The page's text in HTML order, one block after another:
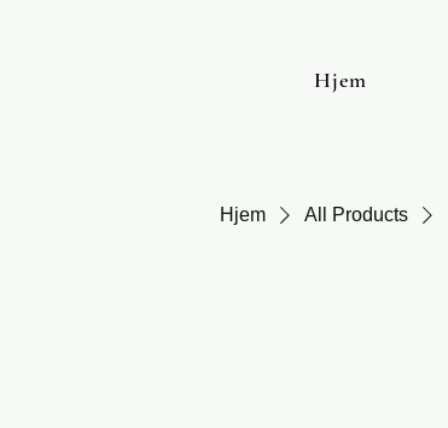
Hjem
Hjem All Products